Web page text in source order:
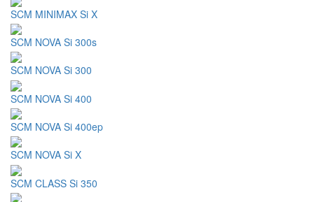
SCM MINIMAX Si X
SCM NOVA Si 300s
SCM NOVA Si 300
SCM NOVA Si 400
SCM NOVA Si 400ep
SCM NOVA Si X
SCM CLASS Si 350